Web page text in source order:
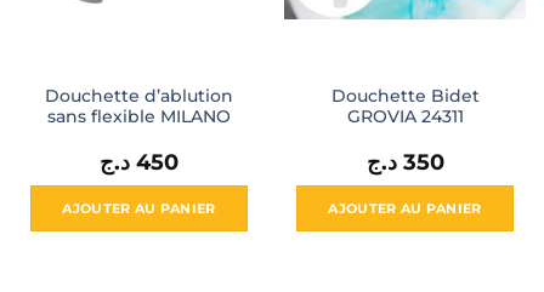
Douchette d’ablution
sans flexible MILANO
450 د.ج
AJOUTER AU PANIER
Douchette Bidet
GROVIA 24311
350 د.ج
AJOUTER AU PANIER